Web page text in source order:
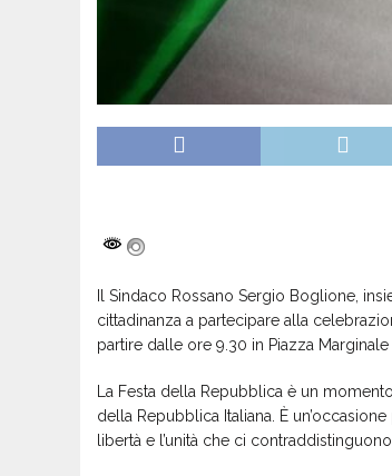
Il Sindaco Rossano Sergio Boglione,
cittadinanza a partecipare alla
partire dalle ore 9.30 in Piazza Marginale
La Festa della Repubblica è un
della Repubblica Italiana. È
libertà e l’unità che ci contraddistinguono.